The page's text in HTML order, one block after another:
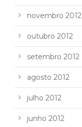
novembro 2012
outubro 2012
setembro 2012
agosto 2012
julho 2012
junho 2012